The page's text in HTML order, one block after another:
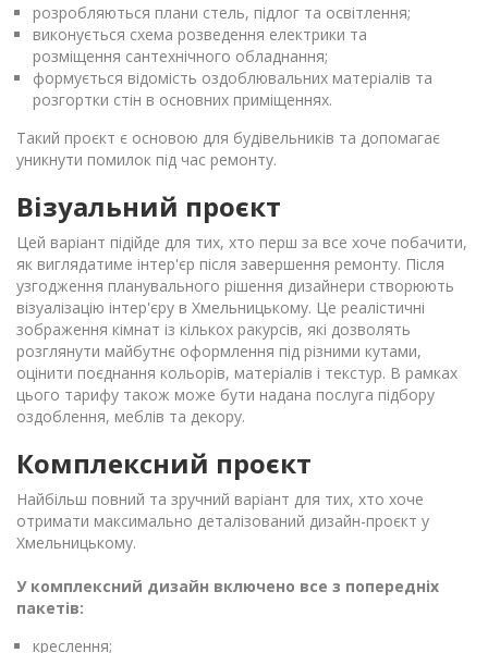
розробляються плани стель, підлог та освітлення;
виконується схема розведення електрики та
розміщення сантехнічного обладнання;
формується відомість оздоблювальних матеріалів та
розгортки стін в основних приміщеннях.
Такий проєкт є основою для будівельників та допомагає
уникнути помилок під час ремонту.
Візуальний проєкт
Цей варіант підійде для тих, хто перш за все хоче побачити,
як виглядатиме інтер'єр після завершення ремонту. Після
узгодження планувального рішення дизайнери створюють
візуалізацію інтер'єру в Хмельницькому. Це реалістичні
зображення кімнат із кількох ракурсів, які дозволять
розглянути майбутнє оформлення під різними кутами,
оцінити поєднання кольорів, матеріалів і текстур. В рамках
цього тарифу також може бути надана послуга підбору
оздоблення, меблів та декору.
Комплексний проєкт
Найбільш повний та зручний варіант для тих, хто хоче
отримати максимально деталізований дизайн-проєкт у
Хмельницькому.
У комплексний дизайн включено все з попередніх
пакетів:
креслення;